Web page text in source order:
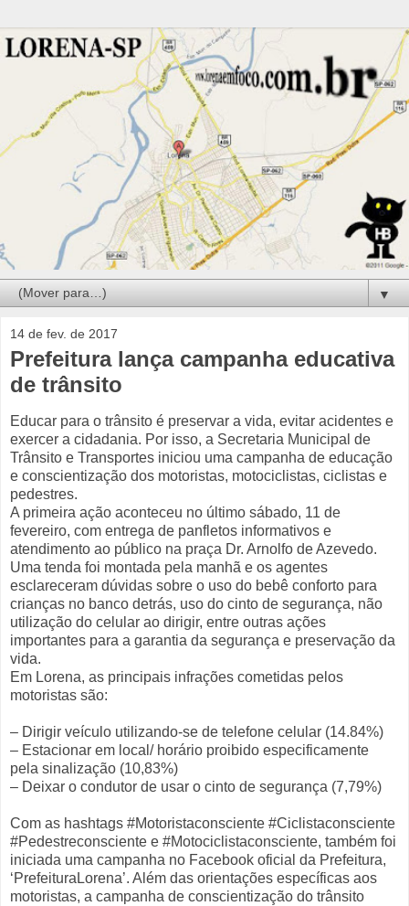
▼
14 de fev. de 2017
Prefeitura lança campanha educativa
de trânsito
Educar para o trânsito é preservar a vida, evitar acidentes e
exercer a cidadania. Por isso, a Secretaria Municipal de
Trânsito e Transportes iniciou uma campanha de educação
e conscientização dos motoristas, motociclistas, ciclistas e
pedestres.
A primeira ação aconteceu no último sábado, 11 de
fevereiro, com entrega de panfletos informativos e
atendimento ao público na praça Dr. Arnolfo de Azevedo.
Uma tenda foi montada pela manhã e os agentes
esclareceram dúvidas sobre o uso do bebê conforto para
crianças no banco detrás, uso do cinto de segurança, não
utilização do celular ao dirigir, entre outras ações
importantes para a garantia da segurança e preservação da
vida.
Em Lorena, as principais infrações cometidas pelos
motoristas são:
– Dirigir veículo utilizando-se de telefone celular (14.84%)
– Estacionar em local/ horário proibido especificamente
pela sinalização (10,83%)
– Deixar o condutor de usar o cinto de segurança (7,79%)
Com as hashtags #Motoristaconsciente #Ciclistaconsciente
#Pedestreconsciente e #Motociclistaconsciente, também foi
iniciada uma campanha no Facebook oficial da Prefeitura,
‘PrefeituraLorena’. Além das orientações específicas aos
motoristas, a campanha de conscientização do trânsito